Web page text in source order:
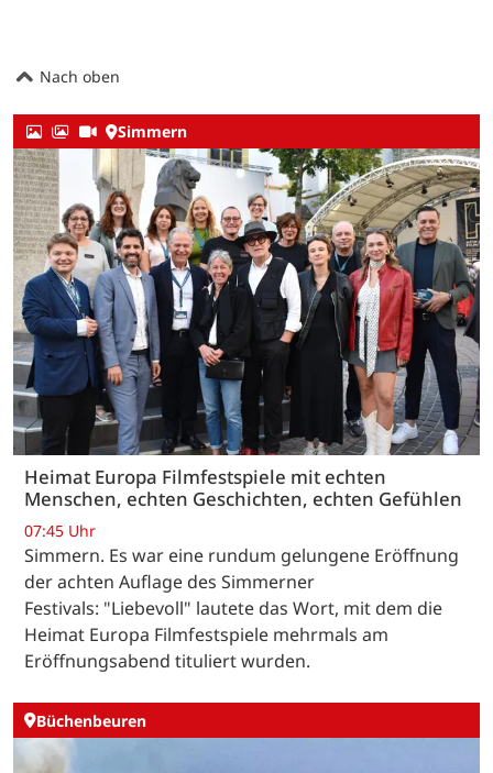
Nach oben
Simmern
Heimat Europa Filmfestspiele mit echten
Menschen, echten Geschichten, echten Gefühlen
07:45 Uhr
Simmern. Es war eine rundum gelungene Eröffnung
der achten Auflage des Simmerner
Festivals: "Liebevoll" lautete das Wort, mit dem die
Heimat Europa Filmfestspiele mehrmals am
Eröffnungsabend tituliert wurden.
Büchenbeuren